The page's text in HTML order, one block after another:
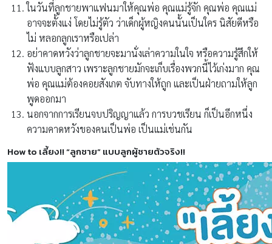
ในวันที่ลูกชายพาแฟนมาให้คุณพ่อ คุณแม่รู้จัก คุณพ่อ คุณแม่
อาจจะตั้งแง่ โดยไม่รู้ตัว ว่าเด็กผู้หญิงคนนั้นเป็นใคร นิสัยดีหรือ
ไม่ หลอกลูกเราหรือเปล่า
อย่าคาดหวังว่าลูกชายจะมานั่งเล่าความในใจ หรือความรู้สึกให้
ฟังแบบลูกสาว เพราะลูกชายมักจะเก็บเรื่องพวกนี้ไว้เก่งมาก คุณ
พ่อ คุณแม่ต้องคอยสังเกต จับทางให้ถูก และเป็นฝ่ายถามให้ลูก
พูดออกมา
นอกจากการเรียนจบปริญญาแล้ว การบวชเรียน ก็เป็นอีกหนึ่ง
ความคาดหวังของคนเป็นพ่อ เป็นแม่เช่นกัน
How to เลี้ยง!! “ลูกชาย” แบบลูกผู้ชายตัวจริง!!